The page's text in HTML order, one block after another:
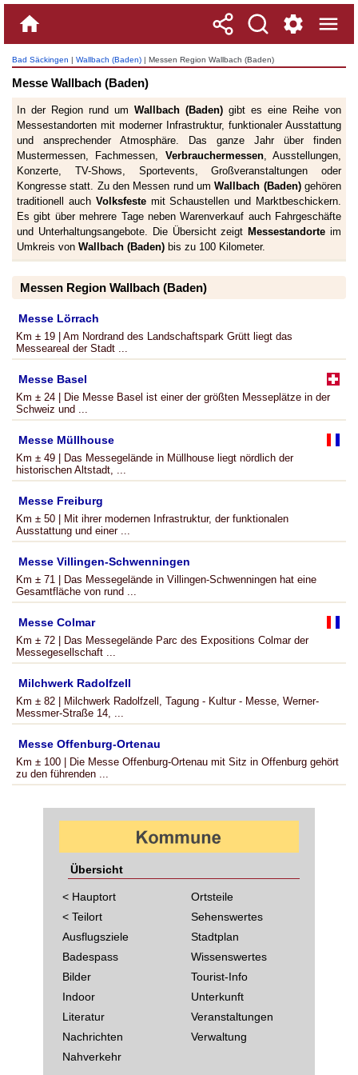
Bad Säckingen | Wallbach (Baden) | Messen Region Wallbach (Baden)
Messe Wallbach (Baden)
In der Region rund um Wallbach (Baden) gibt es eine Reihe von
Messestandorten mit moderner Infrastruktur, funktionaler Ausstattung
und ansprechender Atmosphäre. Das ganze Jahr über finden
Mustermessen, Fachmessen, Verbrauchermessen, Ausstellungen,
Konzerte, TV-Shows, Sportevents, Großveranstaltungen oder
Kongresse statt. Zu den Messen rund umWallbach (Baden)gehören
traditionell auch Volksfestemit Schaustellen und Marktbeschickern.
Es gibt über mehrere Tage neben Warenverkauf auch Fahrgeschäfte
und Unterhaltungsangebote. Die Übersicht zeigt Messestandorte im
Umkreis von Wallbach (Baden) bis zu 100 Kilometer.
Messen Region Wallbach (Baden)
Messe Lörrach
Km ± 19 | Am Nordrand des Landschaftspark Grütt liegt das
Messeareal der Stadt ...
Messe Basel
Km ± 24 | Die Messe Basel ist einer der größten Messeplätze in der
Schweiz und ...
Messe Müllhouse
Km ± 49 | Das Messegelände in Müllhouse liegt nördlich der
historischen Altstadt, ...
Messe Freiburg
Km ± 50 | Mit ihrer modernen Infrastruktur, der funktionalen
Ausstattung und einer ...
Messe Villingen-Schwenningen
Km ± 71 | Das Messegelände in Villingen-Schwenningen hat eine
Gesamtfläche von rund ...
Messe Colmar
Km ± 72 | Das Messegelände Parc des Expositions Colmar der
Messegesellschaft ...
Milchwerk Radolfzell
Km ± 82 | Milchwerk Radolfzell, Tagung - Kultur - Messe, Werner-
Messmer-Straße 14, ...
Messe Offenburg-Ortenau
Km ± 100 | Die Messe Offenburg-Ortenau mit Sitz in Offenburg gehört
zu den führenden ...
Übersicht
< Hauptort
< Teilort
Ausflugsziele
Badespass
Bilder
Indoor
Literatur
Nachrichten
Nahverkehr
Ortsteile
Sehenswertes
Stadtplan
Wissenswertes
Tourist-Info
Unterkunft
Veranstaltungen
Verwaltung